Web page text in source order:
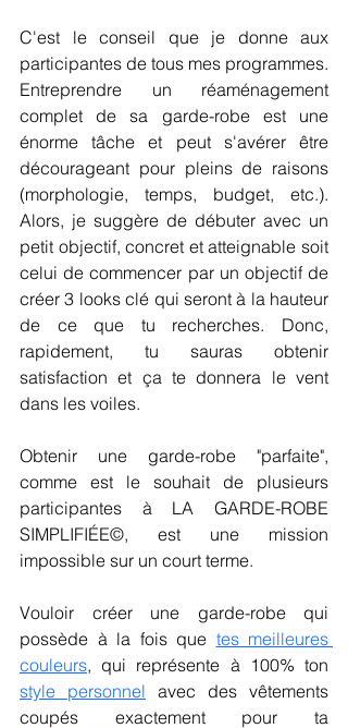
C'est le conseil que je donne aux
participantes de tous mes programmes.
Entreprendre un réaménagement
complet de sa garde-robe est une
énorme tâche et peut s'avérer être
décourageant pour pleins de raisons
(morphologie, temps, budget, etc.).
Alors, je suggère de débuter avec un
petit objectif, concret et atteignable soit
celui de commencer par un objectif de
créer 3 looks clé qui seront à la hauteur
de ce que tu recherches. Donc,
rapidement, tu sauras obtenir
satisfaction et ça te donnera le vent
dans les voiles.
Obtenir une garde-robe "parfaite",
comme est le souhait de plusieurs
participantes à LA GARDE-ROBE
SIMPLIFIÉE©, est une mission
impossible sur un court terme.
Vouloir créer une garde-robe qui
possède à la fois que tes meilleures
couleurs
style personnel avec des vêtements